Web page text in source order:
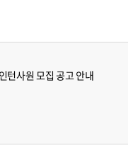
턴사원 모집 공고 안내